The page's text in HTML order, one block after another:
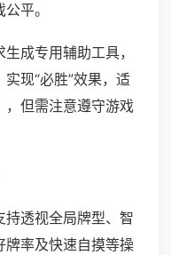
平。
成专用辅助工具，
现“必胜”效果，适
，但需注意遵守游戏
透视全局牌型、智
牌率及快速自摸等操